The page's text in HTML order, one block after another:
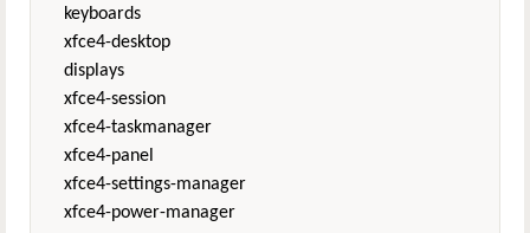
keyboards
xfce4-desktop
displays
xfce4-session
xfce4-taskmanager
xfce4-panel
xfce4-settings-manager
xfce4-power-manager